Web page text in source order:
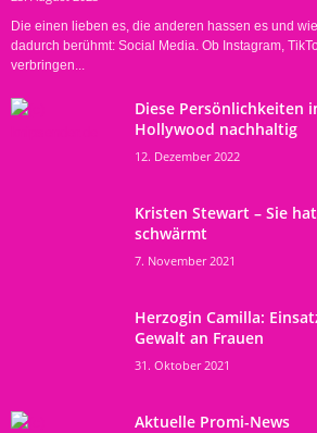
Die einen lieben es, die anderen hassen es und
dadurch berühmt: Social Media. Ob Instagram,
verbringen...
Diese Persönlichkeiten
Hollywood nachhaltig
12. Dezember 2022
Kristen Stewart – Sie
schwärmt
7. November 2021
Herzogin Camilla:
Gewalt an Frauen
31. Oktober 2021
Aktuelle Promi-News